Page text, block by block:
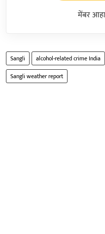
मेंबर
Sangli alcohol-related crime India
Sangli weather report